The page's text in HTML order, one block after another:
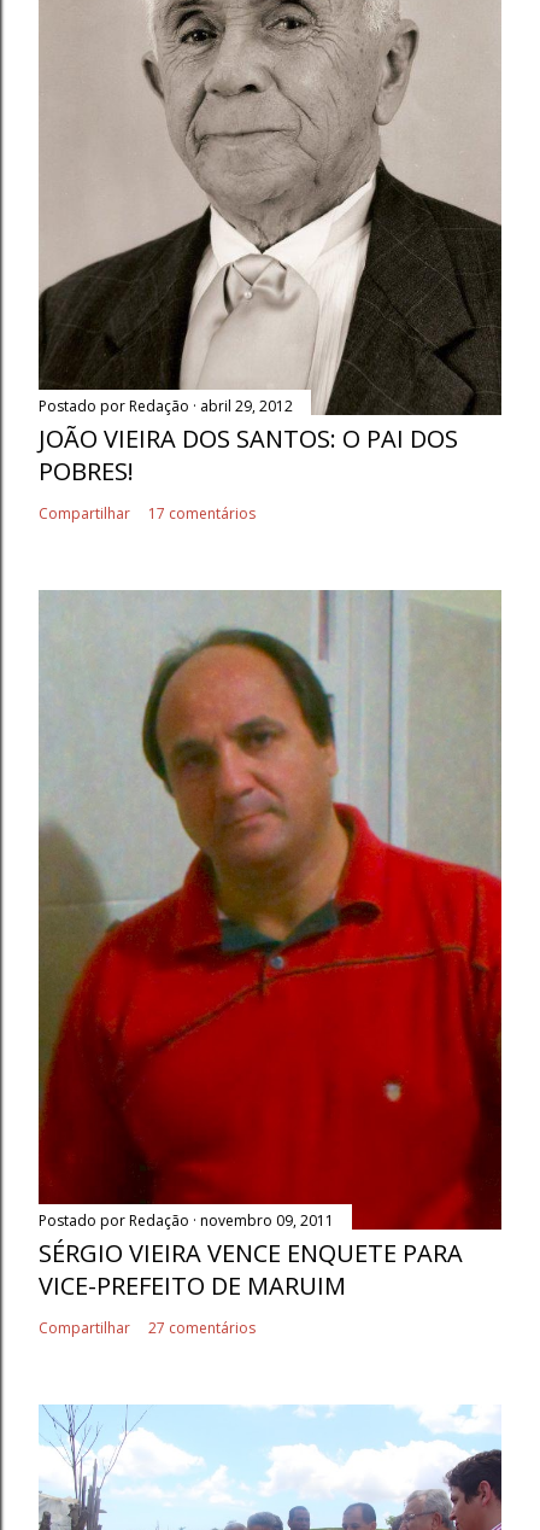
o
Postado porRedação abril 29, 2012
JOÃO VIEIRA DOS SANTOS: O PAI DOS
POBRES!
Compartilhar 17 comentários
Postado porRedação novembro 09, 2011
SÉRGIO VIEIRA VENCE ENQUETE PARA
VICE-PREFEITO DE MARUIM
Compartilhar 27 comentários